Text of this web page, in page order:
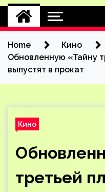
Home
Кино
Обновленную «Тайну
выпустят в прокат
Кино
третьей